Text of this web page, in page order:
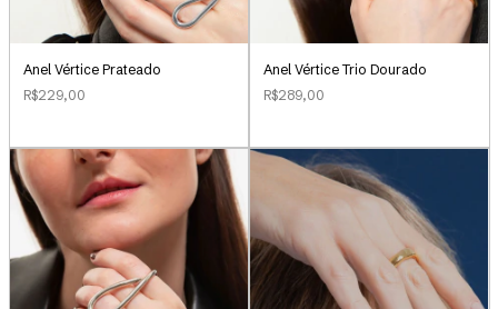
Anel Vértice Prateado
R$229,00
Anel Vértice Trio Dourado
R$289,00